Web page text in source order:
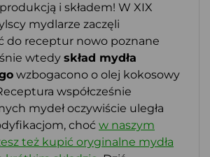
i składem! W XIX
mydlarze zaczęli
do receptur nowo poznane
wtedy skład mydła
wzbogacono o olej kokosowy
współcześnie
mydeł oczywiście uległa
choć w naszym
też kupić oryginalne mydła